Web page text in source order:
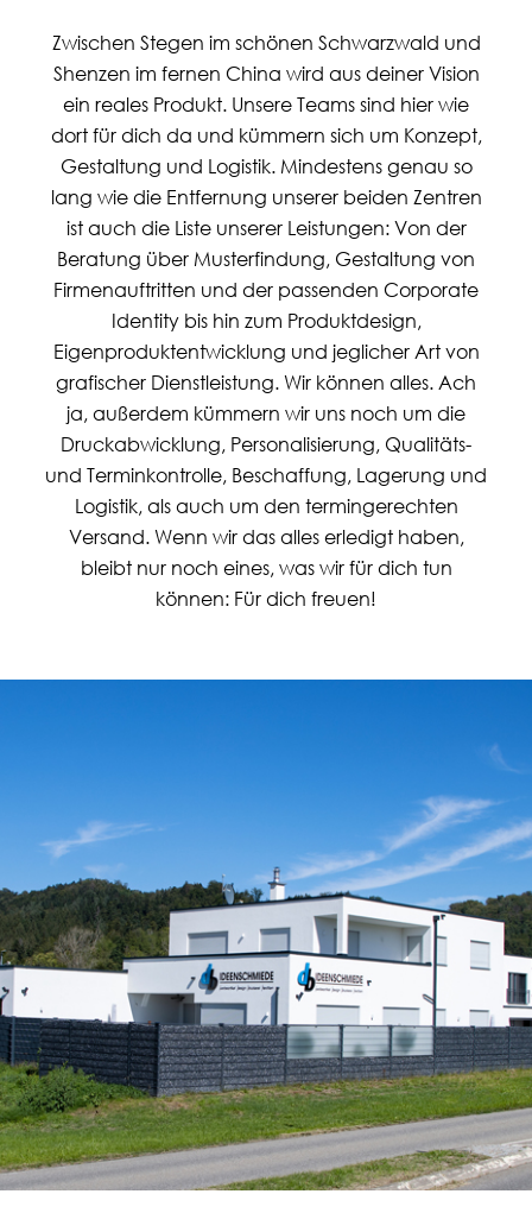
Zwischen Stegen im schönen Schwarzwald und
Shenzen im fernen China wird aus deiner Vision
ein reales Produkt. Unsere Teams sind hier wie
dort für dich da und kümmern sich um Konzept,
Gestaltung und Logistik. Mindestens genau so
lang wie die Entfernung unserer beiden Zentren
ist auch die Liste unserer Leistungen: Von der
Beratung über Musterfindung, Gestaltung von
Firmenauftritten und der passenden Corporate
Identity bis hin zum Produktdesign,
Eigenproduktentwicklung und jeglicher Art von
grafischer Dienstleistung. Wir können alles. Ach
ja, außerdem kümmern wir uns noch um die
Druckabwicklung, Personalisierung, Qualitäts-
und Terminkontrolle, Beschaffung, Lagerung und
Logistik, als auch um den termingerechten
Versand. Wenn wir das alles erledigt haben,
bleibt nur noch eines, was wir für dich tun
können: Für dich freuen!